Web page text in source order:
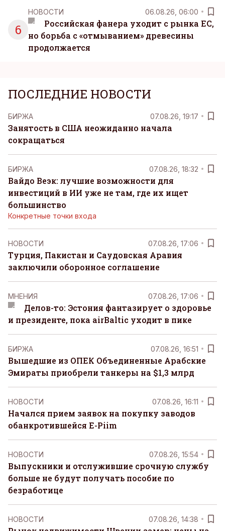
6
НОВОСТИ 06.08.26, 06:00
Российская фанера уходит с рынка ЕС,
но борьба с «отмыванием» древесины
продолжается
ПОСЛЕДНИЕ НОВОСТИ
БИРЖА 07.08.26, 19:17
Занятость в США неожиданно начала
сокращаться
БИРЖА 07.08.26, 18:32
Вайдо Веэк: лучшие возможности для
инвестиций в ИИ уже не там, где их ищет
большинство
Конкретные точки входа
НОВОСТИ 07.08.26, 17:06
Турция, Пакистан и Саудовская Аравия
заключили оборонное соглашение
MНЕНИЯ 07.08.26, 17:06
Делов-то: Эстония фантазирует о здоровье
и президенте, пока airBaltic уходит в пике
БИРЖА 07.08.26, 16:51
Вышедшие из ОПЕК Объединенные Арабские
Эмираты приобрели танкеры на $1,3 млрд
НОВОСТИ 07.08.26, 16:11
Начался прием заявок на покупку заводов
обанкротившейся E-Piim
НОВОСТИ 07.08.26, 15:54
Выпускники и отслужившие срочную службу
больше не будут получать пособие по
безработице
НОВОСТИ 07.08.26, 14:38